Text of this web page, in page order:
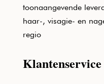
toonaangevende
haar-, visagie- en
regio
Klantenservice